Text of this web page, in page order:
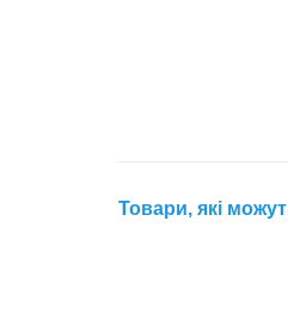
Товари, які